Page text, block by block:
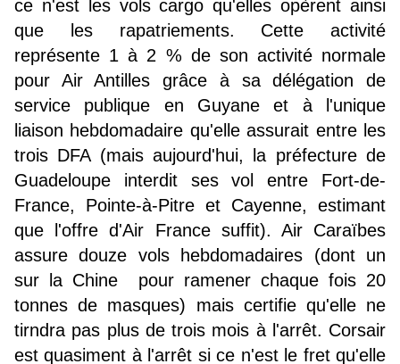
ce n'est les vols cargo qu'elles opèrent ainsi
que les rapatriements. Cette activité
représente 1 à 2 % de son activité normale
pour Air Antilles grâce à sa délégation de
service publique en Guyane et à l'unique
liaison hebdomadaire qu'elle assurait entre les
trois DFA (mais aujourd'hui, la préfecture de
Guadeloupe interdit ses vol entre Fort-de-
France, Pointe-à-Pitre et Cayenne, estimant
que l'offre d'Air France suffit). Air Caraïbes
assure douze vols hebdomadaires (dont un
sur la Chine pour ramener chaque fois 20
tonnes de masques) mais certifie qu'elle ne
tirndra pas plus de trois mois à l'arrêt. Corsair
est quasiment à l'arrêt si ce n'est le fret qu'elle